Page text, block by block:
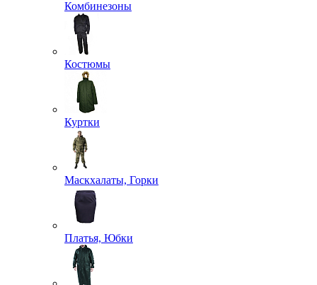
Комбинезоны
Костюмы
Куртки
Маскхалаты, Горки
Платья, Юбки